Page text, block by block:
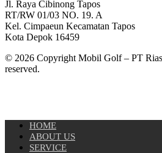
Jl. Raya Cibinong Tapos
RT/RW 01/03 NO. 19. A
Kel. Cimpaeun Kecamatan Tapos
Kota Depok 16459
© 2026 Copyright Mobil Golf – PT
reserved.
HOME
ABOUT US
SERVICE